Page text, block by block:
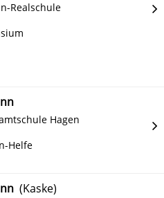
Realschule
Hagen
Helfe
(Kaske)